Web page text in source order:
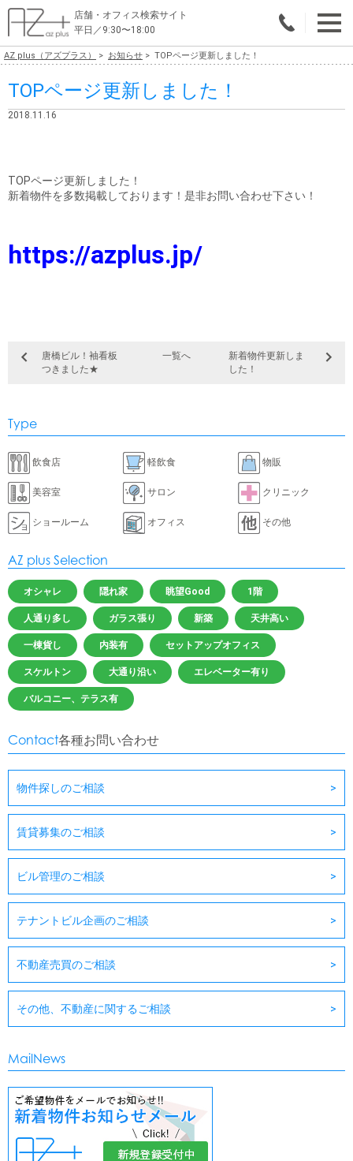
店舗・オフィス検索サイト
平日／9:30〜18:00
物件総合検索
エリアで探す
賃料から探す
AZ plus（アズプラス） お知らせ TOPページ更新しました！
TOPページ更新しました！
2018.11.16
TOPページ更新しました！
新着物件を多数掲載しております！是非お問い合わせ下さい！
https://azplus.jp/
唐橋ビル！袖看板
つきました★
一覧へ
新着物件更新しま
した！
Type
飲食店 軽飲食 物販
美容室 サロン クリニック
ショールーム オフィス その他
AZ plus Selection
オシャレ 隠れ家 眺望Good 1階
人通り多し ガラス張り 新築 天井高い
一棟貨し 内装有 セットアップオフィス
スケルトン 大通り沿い エレベーター有り
バルコニー、テラス有
Contact各種お問い合わせ
物件探しのご相談
賃貸募集のご相談
ビル管理のご相談
テナントビル企画のご相談
不動産売買のご相談
その他、不動産に関するご相談
MailNews